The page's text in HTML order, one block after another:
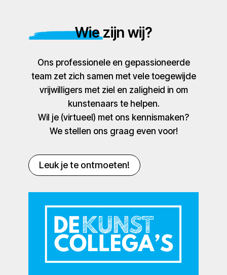
Wie zijn wij?
Ons professionele en gepassioneerde
team zet zich samen met vele toegewijde
vrijwilligers met ziel en zaligheid in om
kunstenaars te helpen.
Wil je (virtueel) met ons kennismaken?
We stellen ons graag even voor!
Leuk je te ontmoeten!